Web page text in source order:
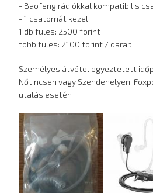
- Baofeng rádiókkal kompatibilis
- 1 csatornát kezel
1 db füles: 2500 forint
több füles: 2100 forint / darab
Személyes átvétel egyeztetett
Nőtincsen vagy Szendehelyen,
utalás esetén
Hirdetés
képei